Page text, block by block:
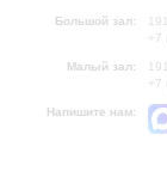
Большой зал:
+7
Малый зал:
+7
Напишите нам: